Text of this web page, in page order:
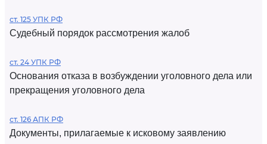
ст. 125 УПК РФ
Судебный порядок рассмотрения жалоб
ст. 24 УПК РФ
Основания отказа в возбуждении уголовного дела или
прекращения уголовного дела
ст. 126 АПК РФ
Документы, прилагаемые к исковому заявлению